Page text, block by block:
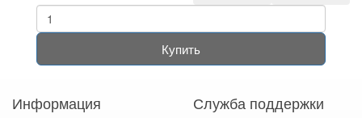
Купить
Информация Служба поддержки